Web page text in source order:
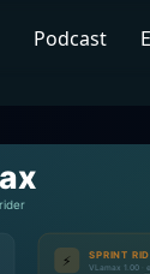
Podcast